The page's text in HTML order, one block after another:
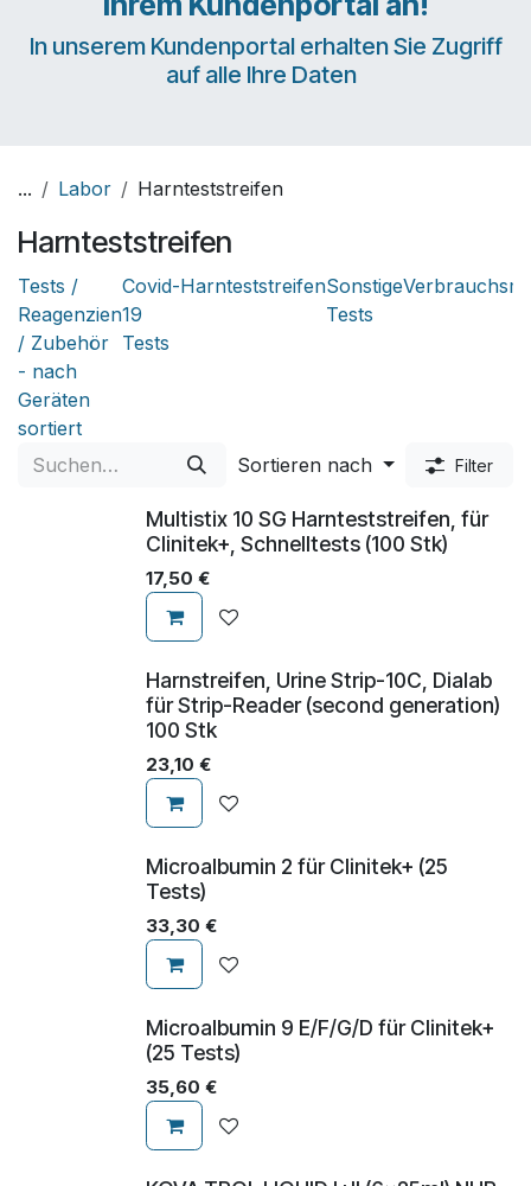
In unserem Kundenportal erhalten Sie Zugriff
auf alle Ihre Daten
... Labor Harnteststreifen
Harnteststreifen
Tests /
Reagenzien
/ Zubehör
- nach
Geräten
sortiert
Covid-
19
Tests
HarnteststreifenSonstige
Tests
Sortieren nach Filter
Multistix 10 SG Harnteststreifen, für
Clinitek+, Schnelltests (100 Stk)
17,50 €
Harnstreifen, Urine Strip-10C, Dialab
für Strip-Reader (second generation)
100 Stk
23,10 €
Microalbumin 2 für Clinitek+ (25
Tests)
33,30 €
Microalbumin 9 E/F/G/D für Clinitek+
(25 Tests)
35,60 €